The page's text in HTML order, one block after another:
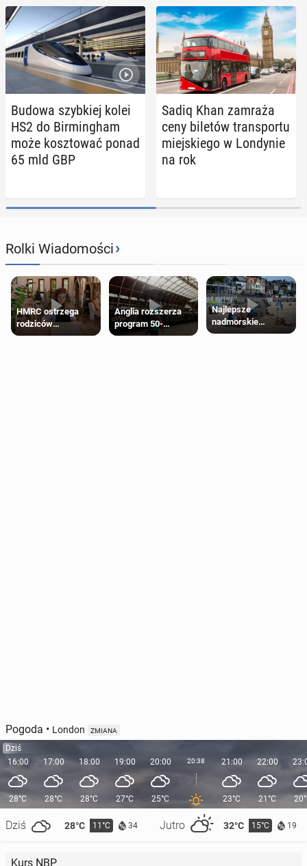
Budowa szyb­kiej kolei
HS2 do Bir­ming­ham
może kosz­to­wać ponad
65 mld GBP
Sadiq Khan zamraża
ceny biletów trans­por­tu
miej­skie­go w Lon­dy­nie
na rok
Rolki Wiadomości›
HMRC ostrzega
rodziców
pobierających Child
Anglia rozszerza
program 50-
procentowych
Najlepsze
nadmorskie
miasteczko blisko
Pogoda • London ZMIANA
Dziś
16:00
28°C
Dziś 28°C 11°C 34 Jutro 32°C 15°C 19
17:00
28°C
18:00
28°C
19:00
27°C
20:00
25°C
20:38 21:00
23°C
22:00
21°C
Kurs NBP